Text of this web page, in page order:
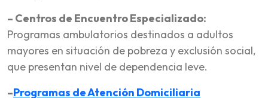
– Centros de Encuentro Especializado:
Programas ambulatorios destinados a adultos
mayores en situación de pobreza y exclusión social,
que presentan nivel de dependencia leve.
–Programas de Atención Domiciliaria